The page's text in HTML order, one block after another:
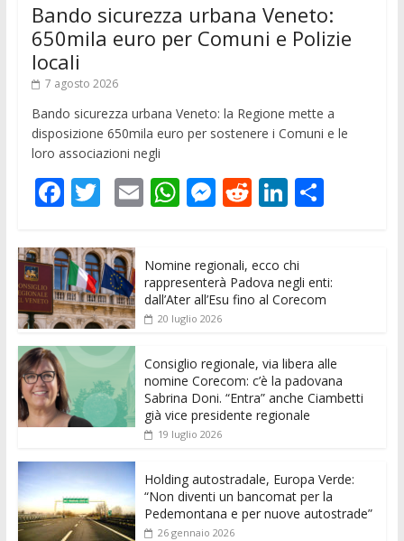
Bando sicurezza urbana Veneto:
650mila euro per Comuni e Polizie
locali
7 agosto 2026
Bando sicurezza urbana Veneto: la Regione mette a
disposizione 650mila euro per sostenere i Comuni e le
loro associazioni negli
F
e
b
o
o
k
T
itt
er
E
l
W
s
A
p
p
M
ss
e
n
er
R
di
t
Li
k
e
dI
C
di
vi
Nomine regionali, ecco chi
rappresenterà Padova negli enti:
dall’Ater all’Esu fino al Corecom
20 luglio 2026
Consiglio regionale, via libera alle
nomine Corecom: c’è la padovana
Sabrina Doni. “Entra” anche Ciambetti
già vice presidente regionale
19 luglio 2026
Holding autostradale, Europa Verde:
“Non diventi un bancomat per la
Pedemontana e per nuove autostrade”
26 gennaio 2026